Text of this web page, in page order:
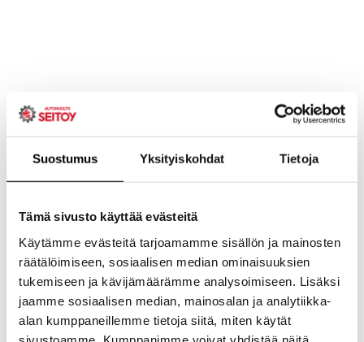
Suostumus Yksityiskohdat Tietoja
Tämä sivusto käyttää evästeitä
Käytämme evästeitä tarjoamamme sisällön ja mainosten
räätälöimiseen, sosiaalisen median ominaisuuksien
tukemiseen ja kävijämäärämme analysoimiseen. Lisäksi
jaamme sosiaalisen median, mainosalan ja analytiikka-
alan kumppaneillemme tietoja siitä, miten käytät